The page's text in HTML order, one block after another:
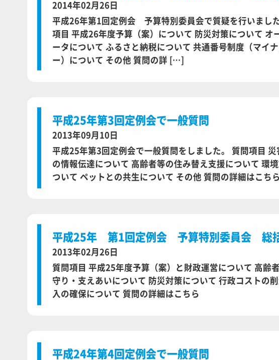
2014年02月26日
平成26年第1回定例会 予算特別委員会で質疑を行いまし
項目 平成26年度予算（案）について 防災対策について オ
ータについて ふるさと納税について 共通番号制度（マイ
ー）について その他 質問の詳 […]
平成25年第3回定例会で一般質問
2013年09月10日
平成25年第3回定例会で一般質問をしました。 質問項目 災
の情報伝達について 高齢者等の住み替え支援について 環
ついて ペットとの共生について その他 質問の詳細はこちら
平成25年 第1回定例会 予算特別委員会 総
2013年02月26日
質問項目 平成25年度予算（案）と財政運営について 高齢
守り・支えあいについて 防災対策について 行政コストの
入の確保について 質問の詳細はこちら
平成24年第4回定例会で一般質問